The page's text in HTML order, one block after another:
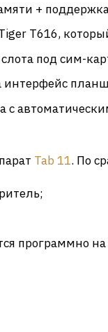
+
T616,
под сим-
интерфейс
с
Tab 11. По
программно на